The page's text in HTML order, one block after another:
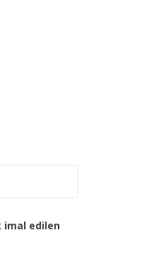
imal edilen